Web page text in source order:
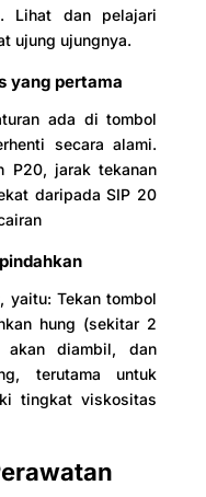
Lihat dan pelajari
ujung ujungnya.
yang pertama
ada di tombol
secara alami.
P20, jarak tekanan
daripada SIP 20
yaitu: Tekan tombol
hung (sekitar 2
diambil, dan
terutama untuk
tingkat viskositas